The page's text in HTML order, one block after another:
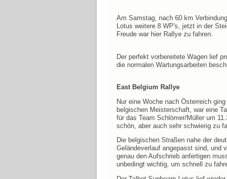
Am Samstag, nach 60 km
Lotus weitere 8 WP's, jetzt in der
Freude war hier Rallye zu fahren.
Der perfekt vorbereitete Wagen lief
die normalen Wartungsarbeiten
East Belgium Rallye
Nur eine Woche nach Österreich
belgischen Meisterschaft, war eine
für das Team Schlömer/Müller um
schön, aber auch sehr schwierig zu
Die belgischen Straßen nahe der
Geländeverlauf angepasst sind, und
genau den Aufschrieb anfertigen
unbedingt wichtig, um schnell zu